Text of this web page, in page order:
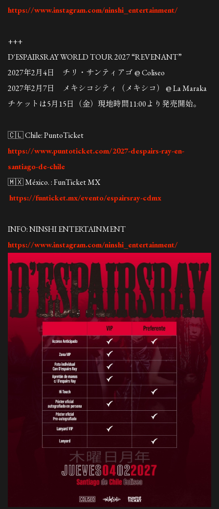
https://www.instagram.com/ninshi_entertainment/
+++
D'ESPAIRSRAY WORLD TOUR 2027 “REVENANT”
2027年2月4日 チリ・サンティアゴ @ Coliseo
2027年2月7日 メキシコシティ（メキシコ） @ La Maraka
チケットは5月15日（金）現地時間11:00より発売開始。
🇨🇱 Chile: PuntoTicket
https://www.puntoticket.com/2027-despairs-ray-en-
santiago-de-chile
🇲🇽 México. : FunTicket MX
https://funticket.mx/evento/espairsray-cdmx
INFO: NINSHI ENTERTAINMENT
https://www.instagram.com/ninshi_entertainment/